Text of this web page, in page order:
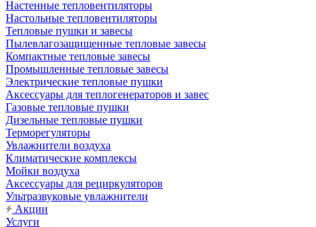
Настенные тепловентиляторы
Настольные тепловентиляторы
Тепловые пушки и завесы
Пылевлагозащищенные тепловые завесы
Компактные тепловые завесы
Промышленные тепловые завесы
Электрические тепловые пушки
Аксессуары для теплогенераторов и завес
Газовые тепловые пушки
Дизельные тепловые пушки
Терморегуляторы
Увлажнители воздуха
Климатические комплексы
Мойки воздуха
Аксессуары для рециркуляторов
Ультразвуковые увлажнители
Акции
Услуги